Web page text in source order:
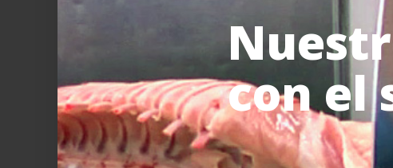
Nuestr
con el